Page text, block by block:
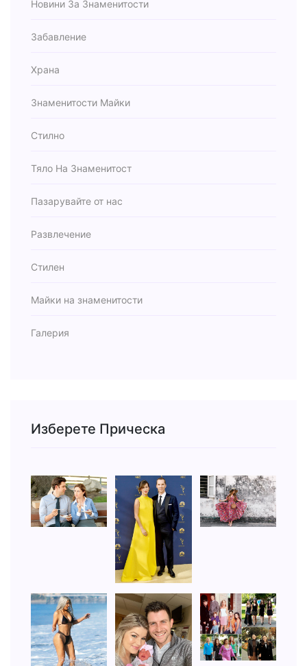
Новини За Знаменитости
Забавление
Храна
Знаменитости Майки
Стилно
Тяло На Знаменитост
Пазарувайте от нас
Развлечение
Стилен
Майки на знаменитости
Галерия
Изберете Прическа